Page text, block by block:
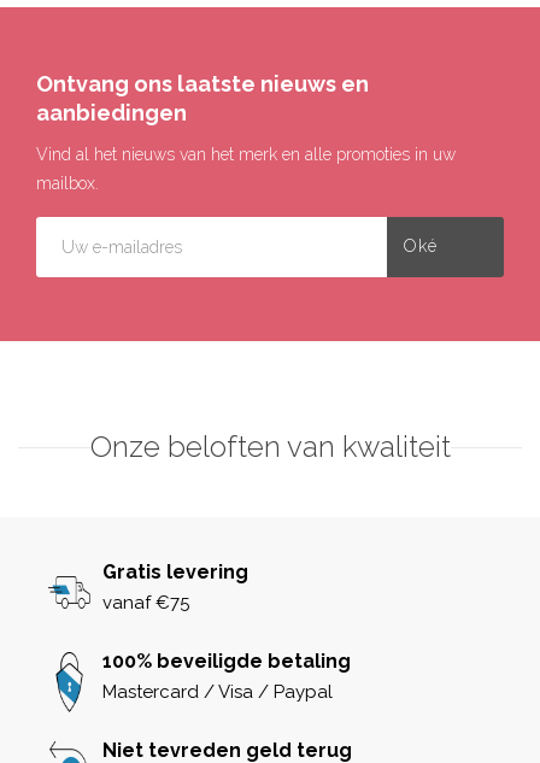
Ontvang ons laatste nieuws en
aanbiedingen
Vind al het nieuws van het merk en alle promoties in uw
mailbox.
Onze beloften van kwaliteit
Gratis levering
vanaf €75
100% beveiligde betaling
Mastercard / Visa / Paypal
Niet tevreden geld terug